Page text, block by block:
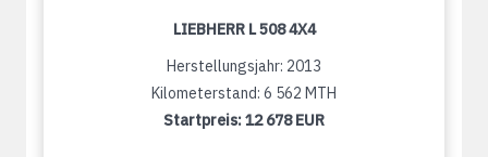
LIEBHERR L 508 4X4
Herstellungsjahr: 2013
Kilometerstand: 6 562 MTH
Startpreis:12 678 EUR